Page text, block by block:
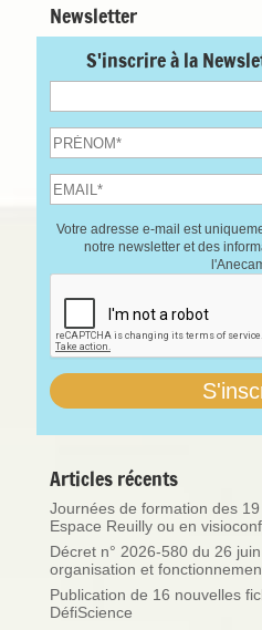
Newsletter
S'inscrire à la
Votre adresse e-mail est
notre newsletter et des
Articles récents
Journées de formation des
Espace Reuilly ou en
Décret n° 2026-580 du 26
organisation et
Publication de 16 nouvelles
DéfiScience